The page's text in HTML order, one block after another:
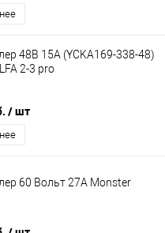
48В 15А (YCKA169-338-48)
2-3 pro
/ шт
60 Вольт 27A Monster